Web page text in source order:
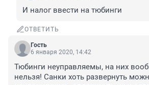
И налог ввести на тюбинги
ОТВЕТИТЬ
Гость
6 января 2020, 14:42
Тюбинги неуправляемы, на них
нельзя! Санки хоть развернуть